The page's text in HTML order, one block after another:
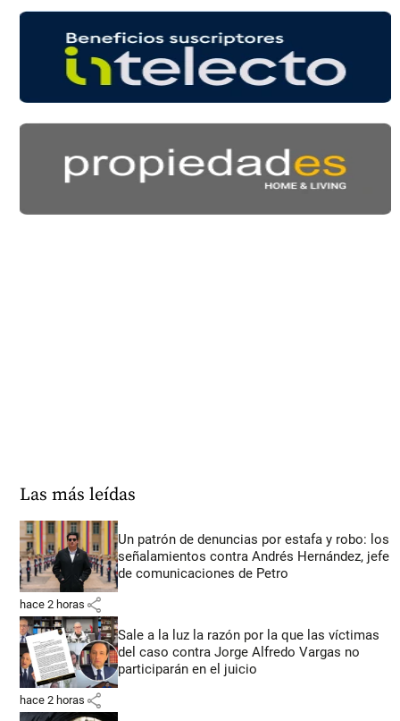
Las más leídas
Un patrón de denuncias por estafa y robo: los
señalamientos contra Andrés Hernández, jefe
de comunicaciones de Petro
hace 2 horas share
Sale a la luz la razón por la que las víctimas
del caso contra Jorge Alfredo Vargas no
participarán en el juicio
hace 2 horas share